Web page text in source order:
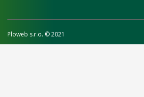
Ploweb s.r.o. © 2021